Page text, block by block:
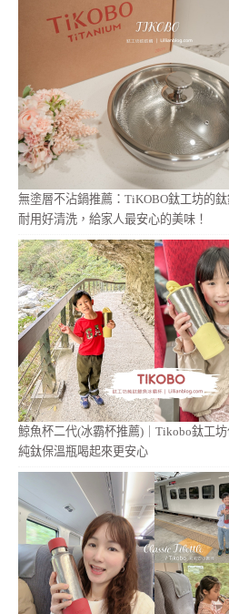
無塗層不沾鍋推薦：TiKOBO鈦工坊的
耐用好清洗，給家人最安心的美味！
鯨魚杯二代(冰霸杯推薦)｜Tikobo鈦工
純鈦保溫瓶喝起來更安心